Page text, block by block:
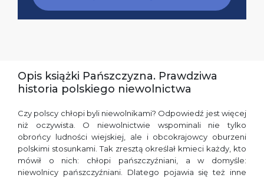
Opis książki Pańszczyzna. Prawdziwa
historia polskiego niewolnictwa
Czy polscy chłopi byli niewolnikami? Odpowiedź jest więcej
niż oczywista. O niewolnictwie wspominali nie tylko
obrońcy ludności wiejskiej, ale i obcokrajowcy oburzeni
polskimi stosunkami. Tak zresztą określał kmieci każdy, kto
mówił o nich: chłopi pańszczyźniani, a w domyśle:
niewolnicy pańszczyźniani. Dlatego pojawia się też inne